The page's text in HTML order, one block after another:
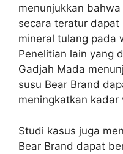
menunjukkan
secara teratur
mineral tulang pada
Penelitian lain yang
Gadjah Mada
susu Bear Brand
meningkatkan kadar
Studi kasus juga
Bear Brand dapat